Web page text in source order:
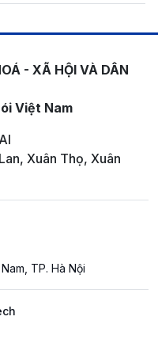
- XÃ HỘI VÀ DÂN
Việt Nam
Xuân Thọ, Xuân
TP. Hà Nội